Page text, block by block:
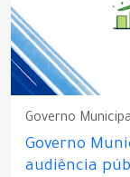
Governo
Governo
audiência